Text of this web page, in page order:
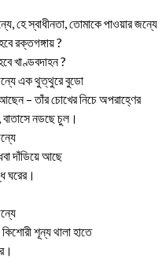
হে স্বাধীনতা, তোমাকে পাওয়ার জন্যে
রক্তগঙ্গায় ?
খাণ্ডবদাহন ?
এক থুত্থুরে বুডো
– তাঁর চোখের নিচে অপরাহ্ণের
নডছে চুল।
দাঁডিয়ে আছে
ঘরের।
শূন্য থালা হাতে